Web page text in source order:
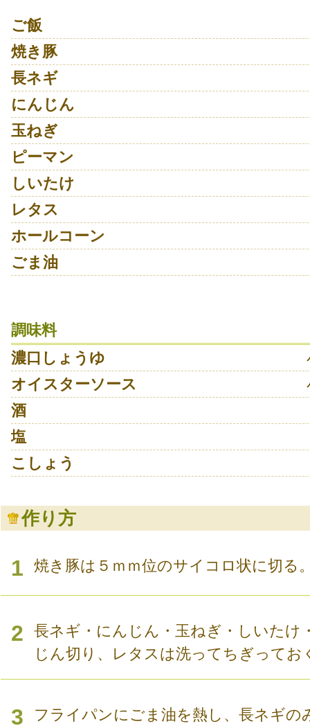
ご飯
焼き豚
長ネギ
にんじん
玉ねぎ
ピーマン
しいたけ
レタス
ホールコーン
ごま油
調味料
濃口しょうゆ
オイスターソース
酒
塩
こしょう
作り方
1 焼き豚は５ｍｍ位のサイコロ状に切る
2
長ネギ・にんじん・玉ねぎ・しいたけ
じん切り、レタスは洗ってちぎってお
3 フライパンにごま油を熱し、長ネギの